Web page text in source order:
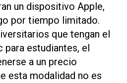
un dispositivo Apple,
por tiempo limitado.
que tengan el
para estudiantes, el
a un precio
esta modalidad no es